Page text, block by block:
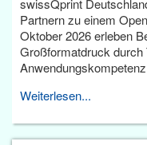
Partnern zu einem
Oktober 2026 erleben
Großformatdruck durch
Weiterlesen...